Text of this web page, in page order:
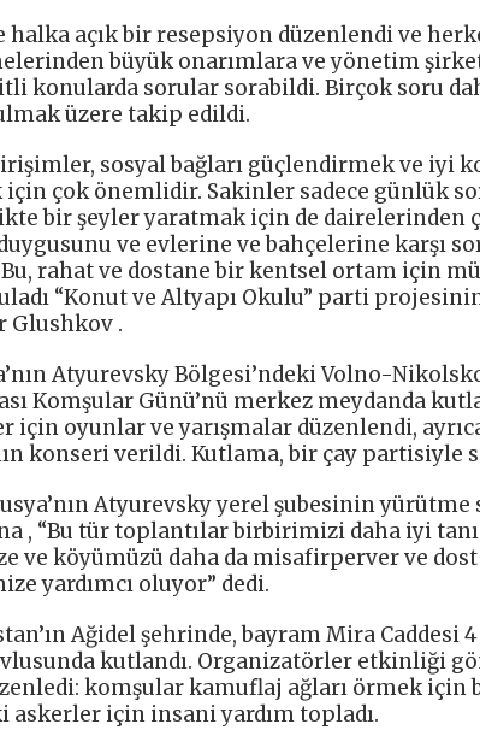
açık bir resepsiyon düzenlendi ve
büyük onarımlara ve yönetim
konularda sorular sorabildi. Birçok soru
üzere takip edildi.
sosyal bağları güçlendirmek ve iyi
çok önemlidir. Sakinler sadece günlük
bir şeyler yaratmak için de dairelerinden
ve evlerine ve bahçelerine karşı
rahat ve dostane bir kentsel ortam için
“Konut ve Altyapı Okulu” parti
Glushkov .
Atyurevsky Bölgesi’ndeki Volno-
Komşular Günü’nü merkez meydanda
için oyunlar ve yarışmalar düzenlendi,
konseri verildi. Kutlama, bir çay partisiyle
Atyurevsky yerel şubesinin yürütme
, “Bu tür toplantılar birbirimizi daha iyi
ve köyümüzü daha da misafirperver ve dost
yardımcı oluyor” dedi.
Ağidel şehrinde, bayram Mira Caddesi
kutlandı. Organizatörler etkinliği
komşular kamuflaj ağları örmek için
askerler için insani yardım topladı.